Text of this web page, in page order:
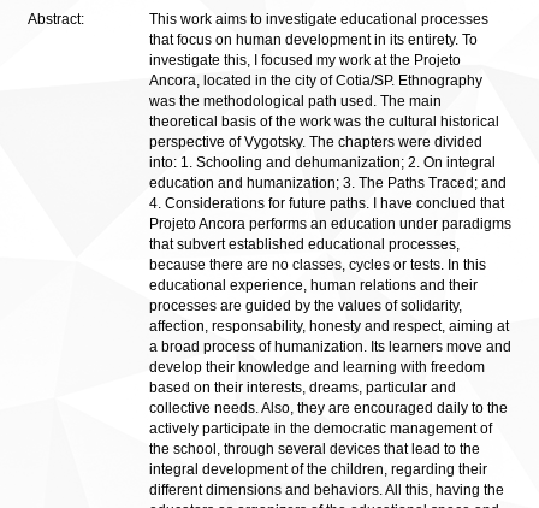
Abstract:
This work aims to investigate educational processes
that focus on human development in its entirety. To
investigate this, I focused my work at the Projeto
Ancora, located in the city of Cotia/SP. Ethnography
was the methodological path used. The main
theoretical basis of the work was the cultural historical
perspective of Vygotsky. The chapters were divided
into: 1. Schooling and dehumanization; 2. On integral
education and humanization; 3. The Paths Traced; and
4. Considerations for future paths. I have conclued that
Projeto Ancora performs an education under paradigms
that subvert established educational processes,
because there are no classes, cycles or tests. In this
educational experience, human relations and their
processes are guided by the values of solidarity,
affection, responsability, honesty and respect, aiming at
a broad process of humanization. Its learners move and
develop their knowledge and learning with freedom
based on their interests, dreams, particular and
collective needs. Also, they are encouraged daily to the
actively participate in the democratic management of
the school, through several devices that lead to the
integral development of the children, regarding their
different dimensions and behaviors. All this, having the